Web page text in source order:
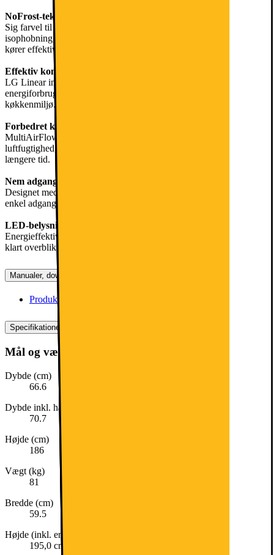
NoFrost-teknologi
Sig farvel til manuel afrimning. NoFrost-funktionen forhindrer
isophobning, hvilket sparer dig for tid og energi, mens din fryser
kører effektivt.
Effektiv kompressor
LG Linear inverter-kompressoren reducerer ikke kun
energiforbruget, men sikrer også støjsvag drift, hvilket giver et roligt
køkkenmiljø.
Forbedret køling
MultiAirFlow-kølesystemet opretholder ensartet temperatur og
luftfugtighed, forebygger kondens og holder dine madvarer friske i
længere tid.
Nem adgang
Designet med et letbetjent håndtag giver denne fryser hurtig og
enkel adgang til dine frostvarer, hvilket øger brugervenligheden.
LED-belysning
Energieffektiv LED-belysning oplyser tydeligt interiøret og giver et
klart overblik over indholdet uden at øge den indvendige temperatur.
Manualer, downloads, garanti og support
Produktdatablad (engelsk)
Specifikationer
Mål og vægt
Dybde (cm)
66.6
Dybde inkl. håndtag (cm)
70.7
Højde (cm)
186
Vægt (kg)
81
Bredde (cm)
59.5
Højde (inkl. emballage)
195,0 cm